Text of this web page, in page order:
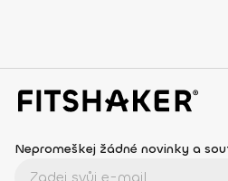
Nepromeškej žádné novinky a